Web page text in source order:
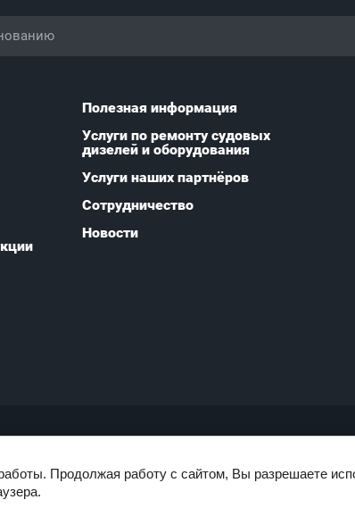
Полезная информация
Услуги по ремонту судовых
дизелей и оборудования
Услуги наших партнёров
Сотрудничество
Новости
Продолжая работу с сайтом, Вы разрешаете